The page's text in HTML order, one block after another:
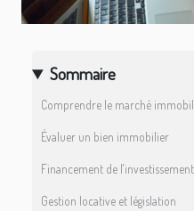
Sommaire
Comprendre le marché
Évaluer un bien immobilier
Financement de
Gestion locative et législation